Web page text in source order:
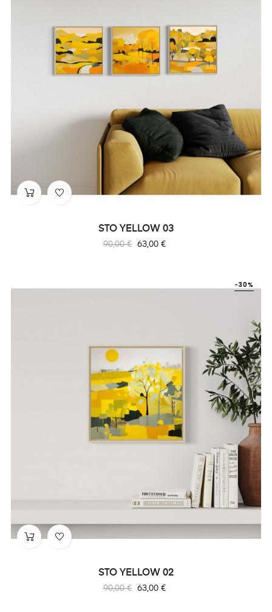
STO YELLOW 03
Prix
90,00 € Prix
63,00 €
STO YELLOW 02
Prix
90,00 €
-30%
Prix
63,00 €